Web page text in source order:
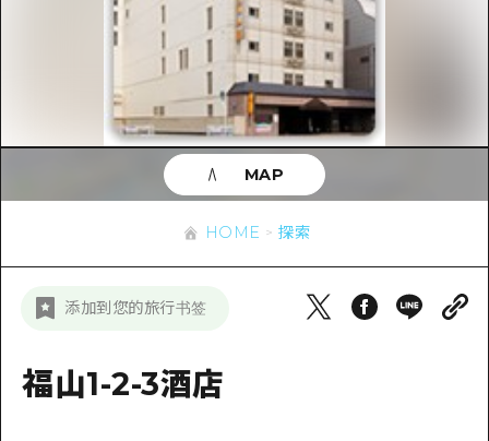
推荐
艺术
活动·庙会
美食·酒水
骑自行车
夜晚生活
世界遗产
列表
Dive!Hiroshima官方向导
广岛随意旅行
广岛市内
美北
宫岛周边
探索
列表
广岛市内
安艺
答對了
美北
艺北
东山口
活动
应时信息
有用的信息
次要流量摘要
新闻
HOME 探索
添加到您的旅行书签
福山1-2-3酒店
MAP